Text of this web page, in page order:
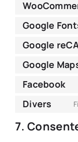
Google
Google
Google
Facebook
Divers
7.